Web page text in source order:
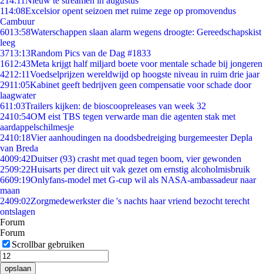
114:08Excelsior opent seizoen met ruime zege op promovendus
Cambuur
6013:58Waterschappen slaan alarm wegens droogte: Gereedschapskist
leeg
3713:13Random Pics van de Dag #1833
1612:43Meta krijgt half miljard boete voor mentale schade bij jongeren
4212:11Voedselprijzen wereldwijd op hoogste niveau in ruim drie jaar
2911:05Kabinet geeft bedrijven geen compensatie voor schade door
laagwater
611:03Trailers kijken: de bioscoopreleases van week 32
2410:54OM eist TBS tegen verwarde man die agenten stak met
aardappelschilmesje
2410:18Vier aanhoudingen na doodsbedreiging burgemeester Depla
van Breda
4009:42Duitser (93) crasht met quad tegen boom, vier gewonden
2509:22Huisarts per direct uit vak gezet om ernstig alcoholmisbruik
6609:19Onlyfans-model met G-cup wil als NASA-ambassadeur naar
maan
2409:02Zorgmedewerkster die 's nachts haar vriend bezocht terecht
ontslagen
Forum
Forum
Scrollbar gebruiken
opslaan